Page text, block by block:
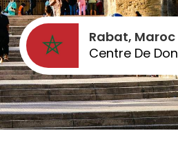
Rabat, Maroc
Centre De